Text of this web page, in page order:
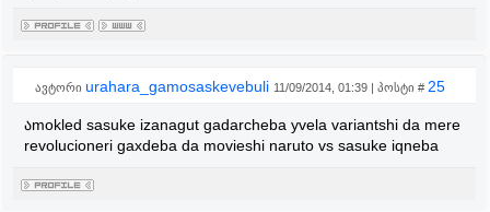
ავტორი urahara_gamosaskevebuli 11/09/2014, 01:39 | პოსტი # 25
აmokled sasuke izanagut gadarcheba yvela variantshi da mere
revolucioneri gaxdeba da movieshi naruto vs sasuke iqneba